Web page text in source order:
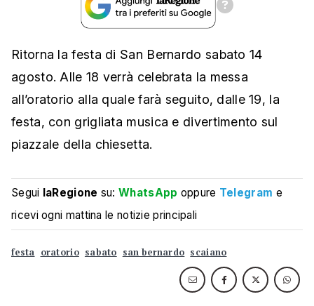
Ritorna la festa di San Bernardo sabato 14
agosto. Alle 18 verrà celebrata la messa
all’oratorio alla quale farà seguito, dalle 19, la
festa, con grigliata musica e divertimento sul
piazzale della chiesetta.
Segui laRegione su:WhatsApp oppure Telegram e
ricevi ogni mattina le notizie principali
festa oratorio sabato san bernardo scaiano